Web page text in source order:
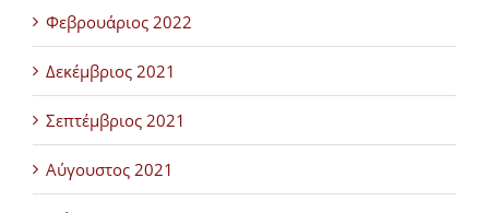
Φεβρουάριος 2022
Δεκέμβριος 2021
Σεπτέμβριος 2021
Αύγουστος 2021